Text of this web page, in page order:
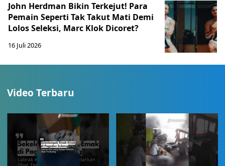
John Herdman Bikin Terkejut! Para
Pemain Seperti Tak Takut Mati Demi
Lolos Seleksi, Marc Klok Dicoret?
16 Juli 2026
Video Terbaru